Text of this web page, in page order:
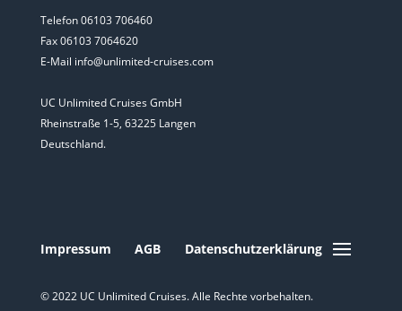
Telefon 06103 706460
Fax 06103 7064620
E-Mail info@unlimited-cruises.com
UC Unlimited Cruises GmbH
Rheinstraße 1-5, 63225 Langen
Deutschland.
Impressum AGB Datenschutzerklärung
© 2022 UC Unlimited Cruises. Alle Rechte vorbehalten.